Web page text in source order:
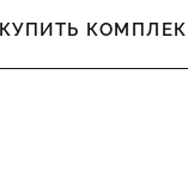
КУПИТЬ